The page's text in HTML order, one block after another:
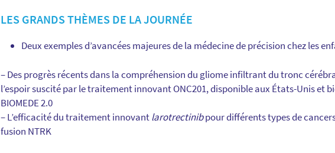
LES GRANDS THÈMES DE LA JOURNÉE
Deux exemples d’avancées majeures de la médecine de précision chez les
– Des progrès récents dans la compréhension du gliome infiltrant du tronc
l’espoir suscité par le traitement innovant ONC201, disponible aux États-Unis et
BIOMEDE 2.0
– L’efficacité du traitement innovantlarotrectinibpour différents types de
fusion NTRK